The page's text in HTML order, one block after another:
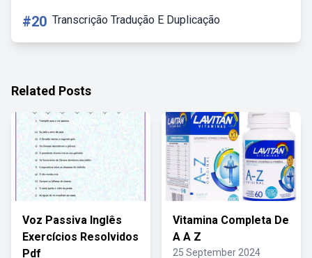
#20 Transcrição Tradução E Duplicação
Related Posts
Voz Passiva Inglês
Exercícios Resolvidos
Pdf
Vitamina Completa De
A A Z
25 September 2024